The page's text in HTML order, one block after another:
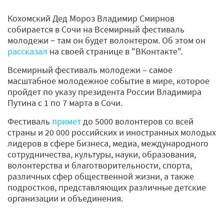
Кохомский Дед Мороз Владимир Смирнов
собирается в Сочи на Всемирный фестиваль
молодежи − там он будет волонтером. Об этом он
рассказал на своей странице в "ВКонтакте".
Всемирный фестиваль молодежи – самое
масштабное молодежное событие в мире, которое
пройдет по указу президента России Владимира
Путина с 1 по 7 марта в Сочи.
Фестиваль приметдо 5000 волонтеров со всей
страны и 20 000 российских и иностранных молодых
лидеров в сфере бизнеса, медиа, международного
сотрудничества, культуры, науки, образования,
волонтерства и благотворительности, спорта,
различных сфер общественной жизни, а также
подростков, представляющих различные детские
организации и объединения.